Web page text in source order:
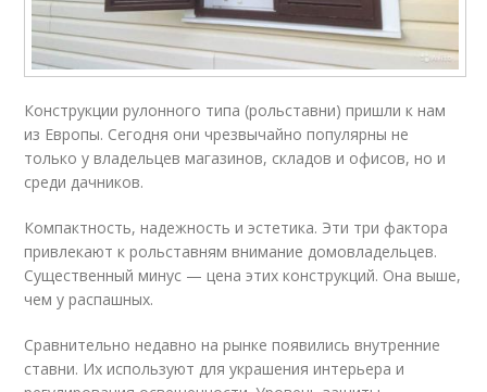
Конструкции рулонного типа (рольставни) пришли к нам
из Европы. Сегодня они чрезвычайно популярны не
только у владельцев магазинов, складов и офисов, но и
среди дачников.
Компактность, надежность и эстетика. Эти три фактора
привлекают к рольставням внимание домовладельцев.
Существенный минус — цена этих конструкций. Она выше,
чем у распашных.
Сравнительно недавно на рынке появились внутренние
ставни. Их используют для украшения интерьера и